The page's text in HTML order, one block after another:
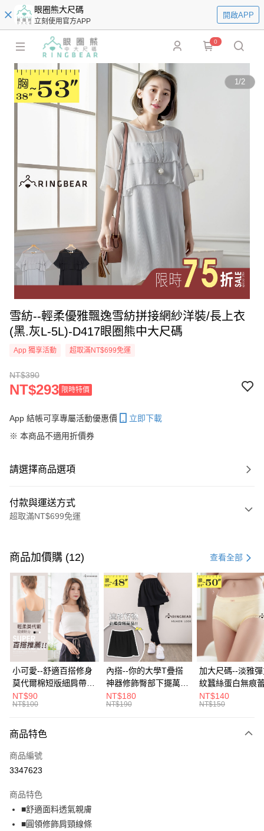
眼圈熊大尺碼
立刻使用官方APP
開啟APP
0
1/2
雪紡--輕柔優雅飄逸雪紡拼接網紗洋裝/長上衣
(黑.灰L-5L)-D417眼圈熊中大尺碼
App 獨享活動 超取滿NT$699免運
NT$390
NT$293 限時特價
App 結帳可享專屬活動優惠價
立即下載
※ 本商品不適用折價券
請選擇商品選項
付款與運送方式
超取滿NT$699免運
信用卡一次付款
超商取貨付款
LINE Pay
Apple Pay
街口支付
悠遊付
Google Pay
全盈+PAY
大哥付你分期
【大哥付你分期使用說明】
1.本服務由台灣大哥大提供，台灣大哥大用戶可立即使用無須另外申請。
流程，驗證手機門號後，選擇欲分期的期數、繳款截止日，確認付款後即完
成交易。
3.實際核准額度、可分期數及費用金額請依後續交易確認頁面所載為準。
4.訂單成立30分鐘內，如未前往確認交易或遇審核未通過，訂單將自動取
AFTEE先享後付
【關於「AFTEE先享後付」】
AFTEE先享後付是「在收到商品之後才付款」的支付方式。 讓您購物簡單
便利好安心！
１．簡單：不需註冊會員、不需綁卡、不需儲值。
ATM付款
商品加價購 (12) 查看全部
小可愛--舒適百搭修身
莫代爾棉短版細肩帶素
色背心(白.黑.灰L-2L)-
U582眼圈熊中大尺碼
NT$90
NT$100
內搭--你的大學T疊搭
神器修飾臀部下擺萬用
內搭裙/遮臀裙(黑2L-
6L)-Q155眼圈熊中大
NT$180
NT$190
加大尺碼--淡雅
紋蠶絲蛋白無痕
角內褲(白.粉.藍.
3L)-L28眼圈熊中
NT$140
NT$150
商品特色
商品編號
3347623
商品特色
■舒適面料透氣親膚
■圓領修飾肩頸線條